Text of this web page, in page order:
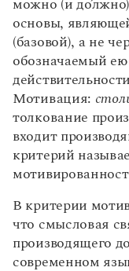
Устаревшая
Неологизмы
Диалектизмы
Специальная
Исконно
Разряды
Число как
Падеж как
Имя
Разряды
Предложение.
синтаксиса.
цели
Члены
Простое
предложения
Особенности
подлежащим.
главного
Определенно-
можно (и до́лжно)
основы,
(базовой), а не
обозначаемый
Мотивация:
толкование
входит
критерий
В критерии
что смысловая
производящего
современном